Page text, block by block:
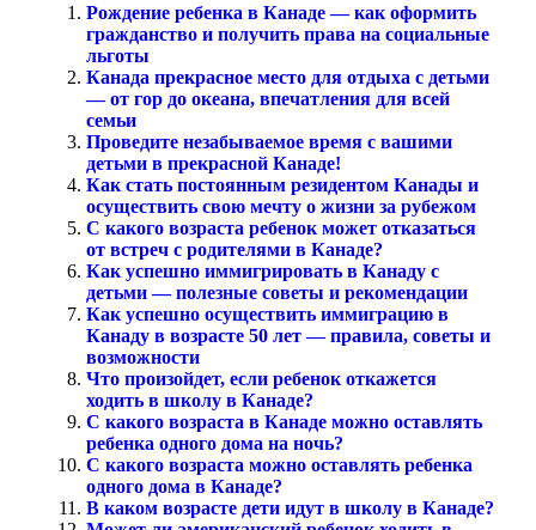
Рождение ребенка в Канаде — как оформить
гражданство и получить права на социальные
льготы
Канада прекрасное место для отдыха с детьми
— от гор до океана, впечатления для всей
семьи
Проведите незабываемое время с вашими
детьми в прекрасной Канаде!
Как стать постоянным резидентом Канады и
осуществить свою мечту о жизни за рубежом
С какого возраста ребенок может отказаться
от встреч с родителями в Канаде?
Как успешно иммигрировать в Канаду с
детьми — полезные советы и рекомендации
Как успешно осуществить иммиграцию в
Канаду в возрасте 50 лет — правила, советы и
возможности
Что произойдет, если ребенок откажется
ходить в школу в Канаде?
С какого возраста в Канаде можно оставлять
ребенка одного дома на ночь?
С какого возраста можно оставлять ребенка
одного дома в Канаде?
В каком возрасте дети идут в школу в Канаде?